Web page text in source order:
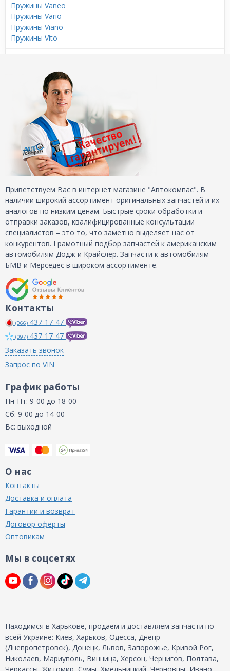
Пружины Vaneo
Пружины Vario
Пружины Viano
Пружины Vito
Приветствуем Вас в интернет магазине "Автокомпас". В
наличии широкий ассортимент оригинальных запчастей и их
аналогов по низким ценам. Быстрые сроки обработки и
отправки заказов, квалифицированные консультации
специалистов – это то, что заметно выделяет нас от
конкурентов. Грамотный подбор запчастей к американским
автомобилям Додж и Крайслер. Запчасти к автомобилям
БМВ и Мерседес в широком ассортименте.
Контакты
(066) 437-17-47
(097) 437-17-47
Заказать звонок
Запрос по VIN
График работы
Пн-Пт: 9-00 до 18-00
Сб: 9-00 до 14-00
Вс: выходной
О нас
Контакты
Доставка и оплата
Гарантии и возврат
Договор оферты
Оптовикам
Мы в соцсетях
Находимся в Харькове, продаем и доставляем запчасти по
всей Украине: Киев, Харьков, Одесса, Днепр
(Днепропетровск), Донецк, Львов, Запорожье, Кривой Рог,
Николаев, Мариуполь, Винница, Херсон, Чернигов, Полтава,